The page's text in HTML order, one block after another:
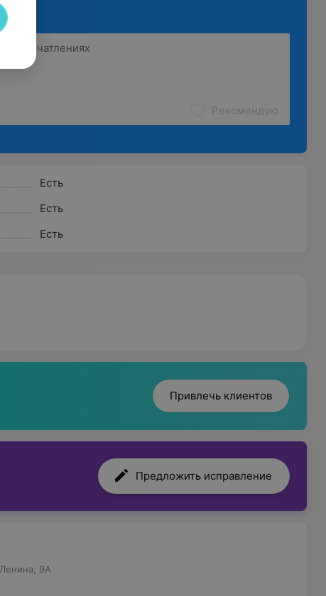
Рекомендую
Есть
Есть
Есть
Привлечь клиентов
Предложить исправление
9А